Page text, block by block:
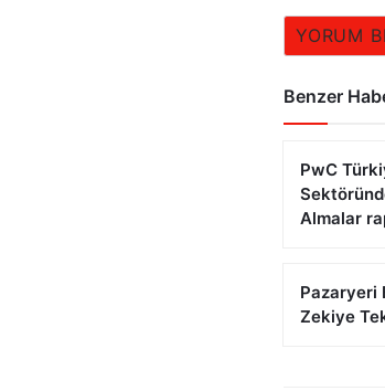
YORUM
Benzer
PwC
Almalar
Pazaryeri
Zekiye